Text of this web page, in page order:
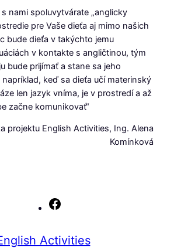
s nami spoluvytvárate „anglicky
pre Vaše dieťa aj mimo našich
bude dieťa v takýchto jemu
v kontakte s angličtinou, tým
bude prijímať a stane sa jeho
keď sa dieťa učí materinský
len jazyk vníma, je v prostredí a až
začne komunikovať“
projektu English Activities, Ing. Alena
Komínková
Activities